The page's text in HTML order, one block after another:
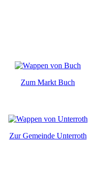
Zum Markt Buch
Zur Gemeinde Unterroth